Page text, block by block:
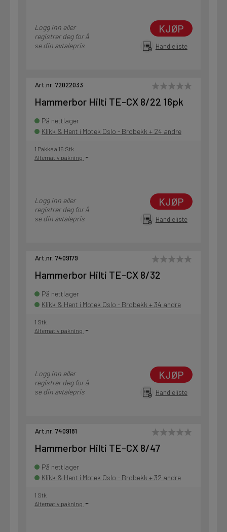
Logg inn eller
registrer deg for å
se din avtalepris
KJØP
Handleliste
Art.nr. 72022033
Hammerbor Hilti TE-CX 8/22 16pk
På nettlager
Klikk & Hent i Motek Oslo - Brobekk + 24 andre
1 Pakke a 16 Stk
Alternativ pakning
Logg inn eller
registrer deg for å
se din avtalepris
KJØP
Handleliste
Art.nr. 7409179
Hammerbor Hilti TE-CX 8/32
På nettlager
Klikk & Hent i Motek Oslo - Brobekk + 34 andre
1 Stk
Alternativ pakning
Logg inn eller
registrer deg for å
se din avtalepris
KJØP
Handleliste
Art.nr. 7409181
Hammerbor Hilti TE-CX 8/47
På nettlager
Klikk & Hent i Motek Oslo - Brobekk + 32 andre
1 Stk
Alternativ pakning